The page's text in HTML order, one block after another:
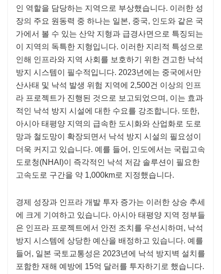
인 역할을 담당하는 지역으로 부상했습니다. 이러한 성
장의 주요 원동력 중 하나는 일본, 중국, 인도와 같은 국
가에서 볼 수 있는 산악 지형과 급경사면으로 특징되는
이 지역의 독특한 지형입니다. 이러한 지리적 특성으로
인해 인프라와 지역 사회를 보호하기 위한 견고한 낙석
방지 시스템이 필수적입니다. 2023년에는 중국에서만
산사태 및 낙석 발생 위험 지역에 2,500건 이상의 인프
라 프로젝트가 진행된 것으로 보고되었으며, 이는 효과
적인 낙석 방지 시설에 대한 수요를 강조합니다. 또한,
아시아 태평양 지역의 급속한 도시화와 산업화로 도로
망과 철도망이 확장되면서 낙석 방지 시설의 필요성이
더욱 커지고 있습니다. 예를 들어, 인도에서는 국립고속
도로청(NHAI)이 즉각적인 낙석 저감 솔루션이 필요한
고속도로 구간을 약 1,000km로 지정했습니다.
경제 성장과 인프라 개발 투자 증가는 이러한 상승 추세
에 크게 기여하고 있습니다. 아시아 태평양 지역 정부들
은 인프라 프로젝트에서 안전 조치를 우선시하며, 낙석
방지 시스템에 상당한 예산을 배정하고 있습니다. 예를
들어, 일본 국토교통성은 2023년에 낙석 방지벽 설치를
포함한 재해 예방에 15억 달러를 투자하기로 했습니다.